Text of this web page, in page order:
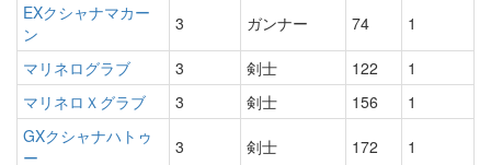
EXクシャナマカー
ン
3 ガンナー 74 1
マリネログラブ 3 剣士 122
1
マリネロＸグラブ
3 剣士 156
1
GXクシャナハトゥ
ー
3 剣士 172 1